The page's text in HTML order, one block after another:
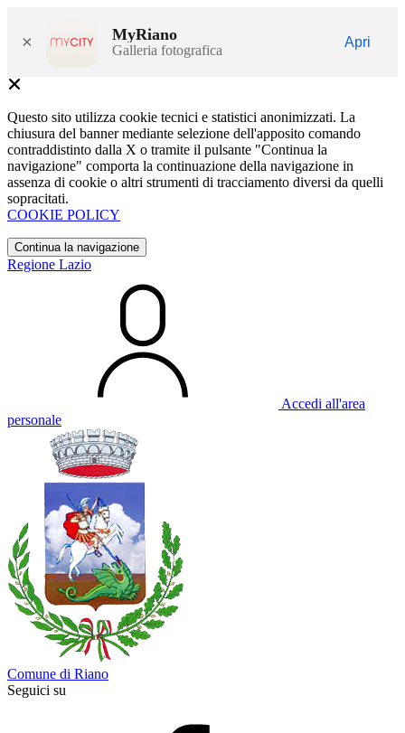
× MyRiano
Galleria fotografica
Apri
Questo sito utilizza cookie tecnici e statistici anonimizzati. La
chiusura del banner mediante selezione dell'apposito comando
contraddistinto dalla X o tramite il pulsante "Continua la
navigazione" comporta la continuazione della navigazione in
assenza di cookie o altri strumenti di tracciamento diversi da quelli
sopracitati.
COOKIE POLICY
Continua la navigazione
Regione Lazio
Accedi all'area
personale
Comune di Riano
Seguici su